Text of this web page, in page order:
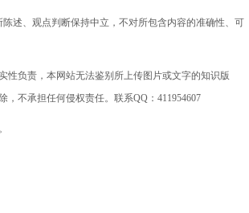
述、观点判断保持中立，不对所包含内容的准确性、可
性负责，本网站无法鉴别所上传图片或文字的知识版
不承担任何侵权责任。联系QQ：411954607